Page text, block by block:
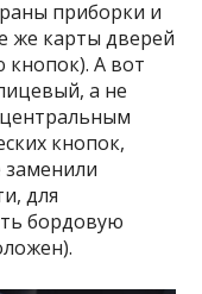
приборки и
же карты дверей
А вот
а не
кнопок,
для
бордовую